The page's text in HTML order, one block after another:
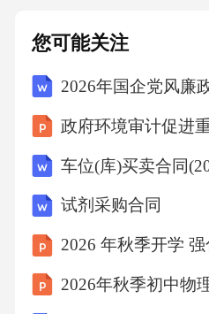
绿色CMC生产技术首先
壳、玉米芯等。这些原
且在生产过程中对环境
年来，研究人员还致力于
友好性。
2.绿色生产工艺
您可能关注
政府环境审计促进
车位(库)买卖合同
试剂采购合同